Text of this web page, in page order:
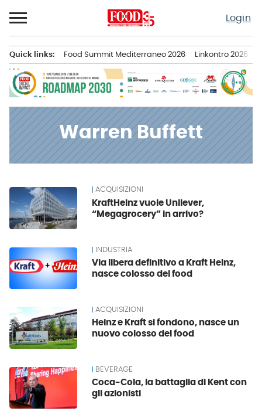
al
contenuto
Login
principale
Quick links: Food Summit Mediterraneo 2026 Linkontro 2026
Warren Buffett
News ACQUISIZIONI
KraftHeinz vuole Unilever,
“Megagrocery” in arrivo?
INDUSTRIA
Via libera definitivo a Kraft Heinz,
nasce colosso del food
ACQUISIZIONI
Heinz e Kraft si fondono, nasce un
nuovo colosso del food
BEVERAGE
Coca-Cola, la battaglia di Kent con
gli azionisti